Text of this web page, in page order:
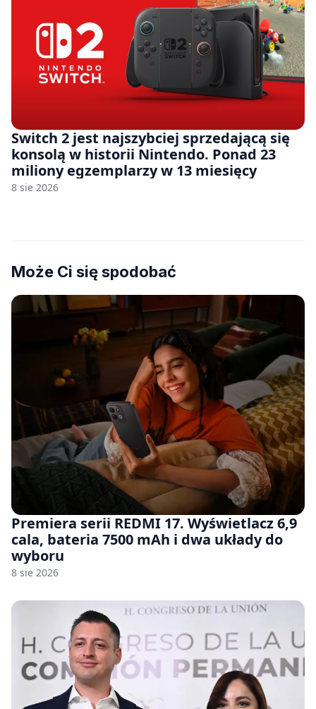
Switch 2 jest najszybciej sprzedającą się
konsolą w historii Nintendo. Ponad 23
miliony egzemplarzy w 13 miesięcy
8 sie 2026
Może Ci się spodobać
Premiera serii REDMI 17. Wyświetlacz 6,9
cala, bateria 7500 mAh i dwa układy do
wyboru
8 sie 2026